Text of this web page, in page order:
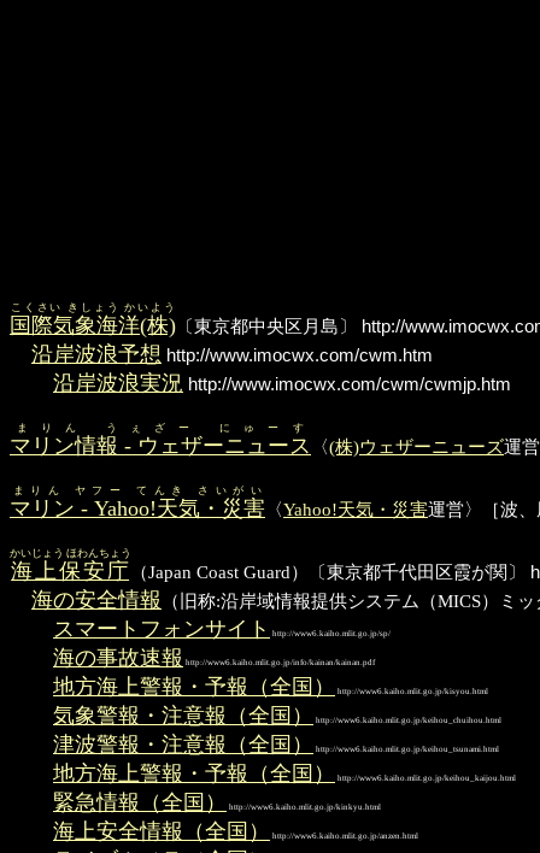
国際気象海洋(株)
こくさい きしょう かいよう
〔東京都中央区月島〕 http://
沿岸波浪予想 http://www.imocwx.com/cwm.htm
沿岸波浪実況 http://www.imocwx.com/cwm/cwmjp.htm
マリン情報 - ウェザーニュース
まりん うぇざー にゅーす
〈(株)ウェザーニューズ運
マリン - Yahoo!天気・災害
まりん ヤフー てんき さいがい
〈Yahoo!天気・災害運営〉［波、
海上保安庁
かいじょう ほわんちょう
（Japan Coast Guard）〔東京都千代田区霞が関〕
海の安全情報 （旧称:沿岸域情報提供システム（MICS）ミッ
スマートフォンサイト http://www6.kaiho.mlit.go.jp/sp/
海の事故速報 http://www6.kaiho.mlit.go.jp/info/kainan/kainan.pdf
地方海上警報・予報（全国） http://www6.kaiho.mlit.go.jp/kisyou.html
気象警報・注意報（全国） http://www6.kaiho.mlit.go.jp/keihou_chuihou.html
津波警報・注意報（全国） http://www6.kaiho.mlit.go.jp/keihou_tsunami.html
地方海上警報・予報（全国） http://www6.kaiho.mlit.go.jp/keihou_kaijou.html
緊急情報（全国） http://www6.kaiho.mlit.go.jp/kinkyu.html
海上安全情報（全国） http://www6.kaiho.mlit.go.jp/anzen.html